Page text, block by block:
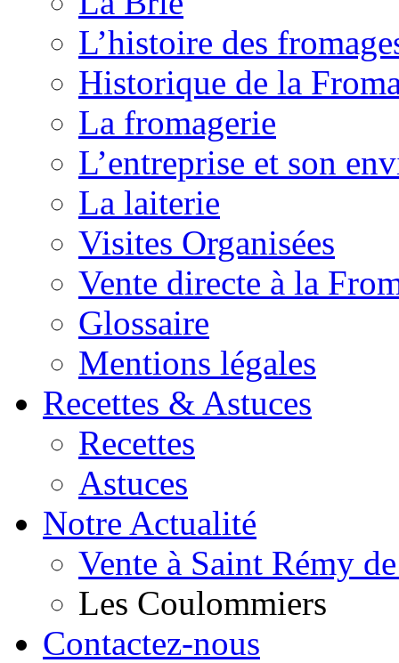
L’histoire des
Historique de la
La fromagerie
L’entreprise et son
La laiterie
Visites Organisées
Vente directe à la
Glossaire
Mentions légales
Recettes & Astuces
Recettes
Astuces
Notre Actualité
Vente à Saint Rémy
Les Coulommiers
Contactez-nous